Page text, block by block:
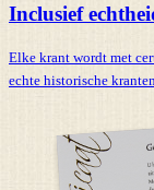
Inclusief
Elke krant wordt met
echte historische